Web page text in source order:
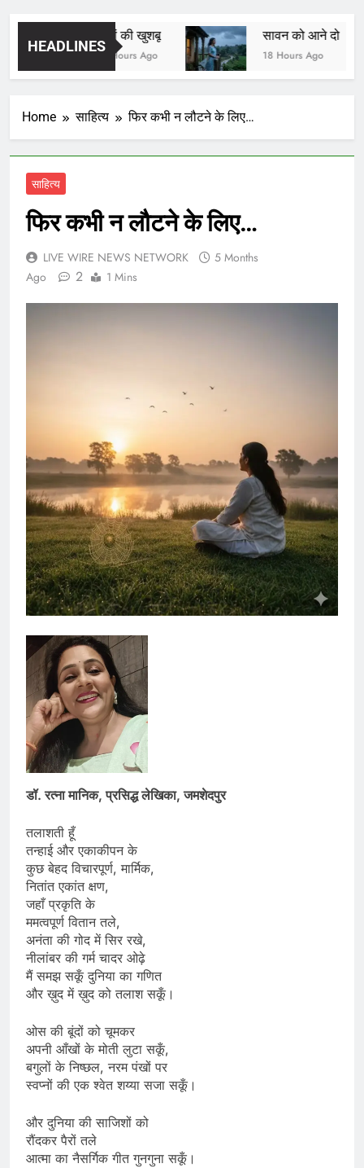
HEADLINES
यादों की खुशबू
17 Hours Ago
सावन को आने दो
18 Hours Ago
Home साहित्य फिर कभी न लौटने के लिए…
साहित्य
फिर कभी न लौटने के लिए…
LIVE WIRE NEWS NETWORK
5 Months
Ago
2 1 Mins
डॉ. रत्ना मानिक, प्रसिद्ध लेखिका, जमशेदपुर
तलाशती हूँ
तन्हाई और एकाकीपन के
कुछ बेहद विचारपूर्ण, मार्मिक,
नितांत एकांत क्षण,
जहाँ प्रकृति के
ममत्वपूर्ण वितान तले,
अनंता की गोद में सिर रखे,
नीलांबर की गर्म चादर ओढ़े
मैं समझ सकूँ दुनिया का गणित
और ख़ुद में ख़ुद को तलाश सकूँ।
ओस की बूंदों को चूमकर
अपनी आँखों के मोती लुटा सकूँ,
बगुलों के निष्छल, नरम पंखों पर
स्वप्नों की एक श्वेत शय्या सजा सकूँ।
और दुनिया की साजिशों को
रौंदकर पैरों तले
आत्मा का नैसर्गिक गीत गुनगुना सकूँ।